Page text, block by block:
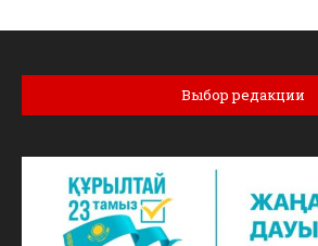
Выбор редакции